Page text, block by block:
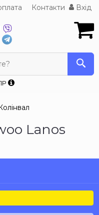
Контакти Вхід
Lanos